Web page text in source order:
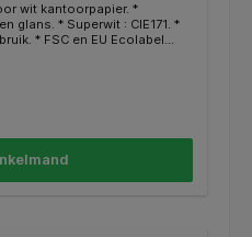
wit kantoorpapier. *
glans. * Superwit : CIE171. *
* FSC en EU Ecolabel